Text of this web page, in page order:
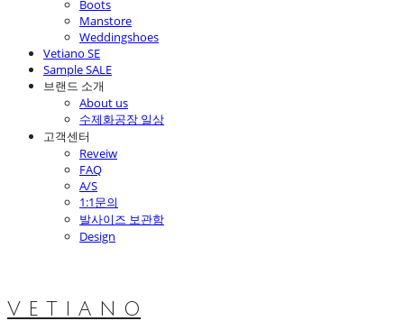
Boots
Manstore
Weddingshoes
Vetiano SE
Sample SALE
브랜드 소개
About us
수제화공장 일상
고객센터
Reveiw
FAQ
A/S
1:1문의
발사이즈 보관함
Design
V E T I A N O